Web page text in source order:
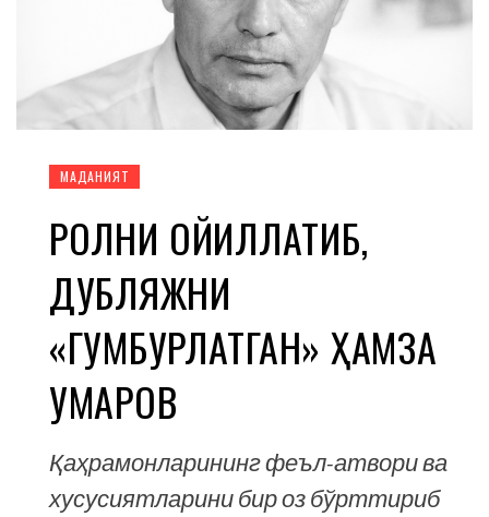
МАДАНИЯТ
РОЛНИ ҚОЙИЛЛАТИБ,
ДУБЛЯЖНИ
«ГУМБУРЛАТГАН» ҲАМЗА
УМАРОВ
Қаҳрамонларининг феъл-атвори ва
хусусиятларини бир оз бўрттириб